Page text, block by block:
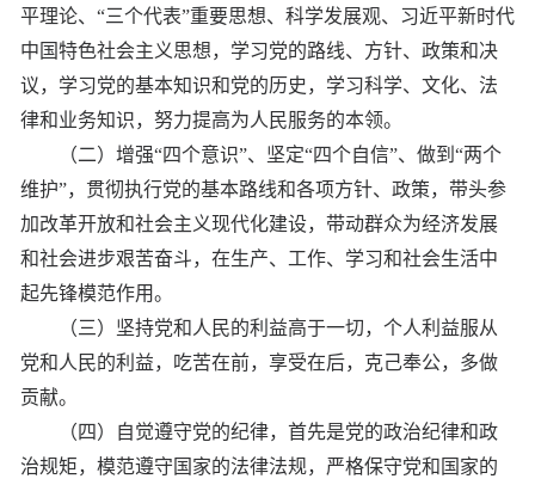
平理论、“三个代表”重要思想、科学发展观、习近平新时代
中国特色社会主义思想，学习党的路线、方针、政策和决
议，学习党的基本知识和党的历史，学习科学、文化、法
律和业务知识，努力提高为人民服务的本领。
（二）增强“四个意识”、坚定“四个自信”、做到“两个
维护”，贯彻执行党的基本路线和各项方针、政策，带头参
加改革开放和社会主义现代化建设，带动群众为经济发展
和社会进步艰苦奋斗，在生产、工作、学习和社会生活中
起先锋模范作用。
（三）坚持党和人民的利益高于一切，个人利益服从
党和人民的利益，吃苦在前，享受在后，克己奉公，多做
贡献。
（四）自觉遵守党的纪律，首先是党的政治纪律和政
治规矩，模范遵守国家的法律法规，严格保守党和国家的